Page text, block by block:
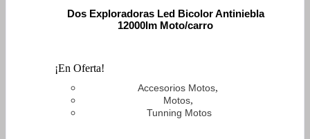
Dos Exploradoras Led Bicolor Antiniebla
12000lm Moto/carro
¡En Oferta!
Accesorios Motos,
Motos,
Tunning Motos